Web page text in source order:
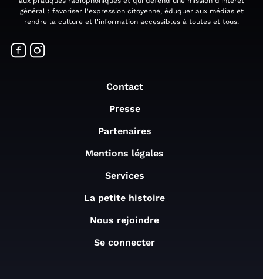
général : favoriser l'expression citoyenne, éduquer aux médias et
rendre la culture et l'information accessibles à toutes et tous.
Contact
Presse
Partenaires
Mentions légales
Services
La petite histoire
Nous rejoindre
Se connecter